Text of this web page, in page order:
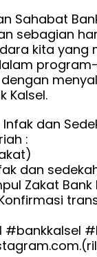
Sahabat
sebagian
kita yang
dengan
Kalsel.
dan
:
dan
Zakat Bank
#bankkalsel